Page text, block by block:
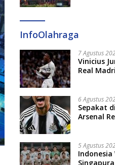
InfoOlahraga
7 Agustus
Vinicius
Real
6 Agustus
Sepakat
Arsenal
5 Agustus
Indonesia